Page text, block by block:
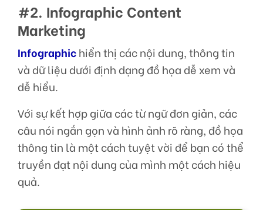
#2. Infographic Content
Marketing
Infographichiển thị các nội dung, thông tin
và dữ liệu dưới định dạng đồ họa dễ xem và
dễ hiểu.
Với sự kết hợp giữa các từ ngữ đơn giản, các
câu nói ngắn gọn và hình ảnh rõ ràng, đồ họa
thông tin là một cách tuyệt vời để bạn có thể
truyền đạt nội dung của mình một cách hiệu
quả.